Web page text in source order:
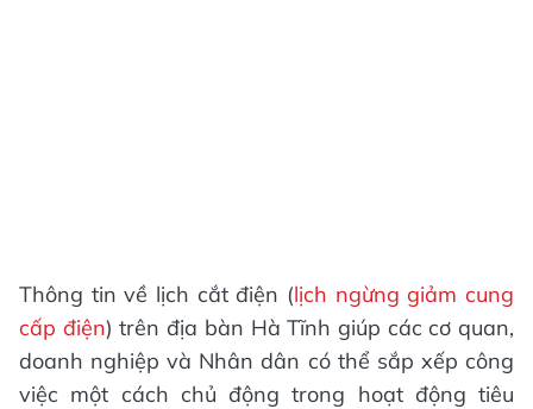
Thông tin về lịch cắt điện (lịch ngừng giảm cung
cấp điện) trên địa bàn Hà Tĩnh giúp các cơ quan,
doanh nghiệp và Nhân dân có thể sắp xếp công
việc một cách chủ động trong hoạt động tiêu